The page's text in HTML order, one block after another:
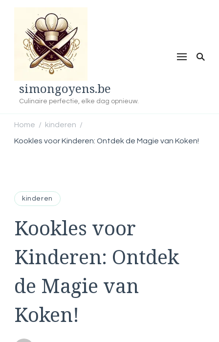
simongoyens.be
Culinaire perfectie, elke dag opnieuw.
Home / kinderen /
Kookles voor Kinderen: Ontdek de Magie van Koken!
kinderen
Kookles voor
Kinderen: Ontdek
de Magie van
Koken!